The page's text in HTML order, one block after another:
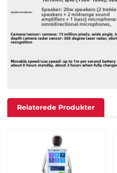
Relaterede Produkter